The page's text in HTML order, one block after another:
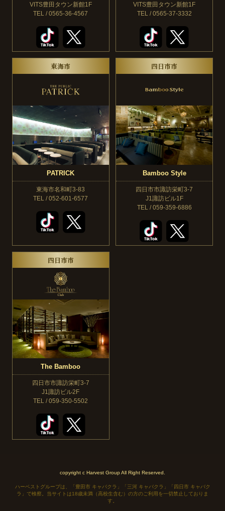
VITS豊田タウン新館1F
TEL / 0565-36-4567
VITS豊田タウン新館1F
TEL / 0565-37-3332
東海市
PATRICK
東海市名和町3-83
TEL / 052-601-6577
四日市市
Bamboo Style
四日市市諏訪栄町3-7
J1諏訪ビル1F
TEL / 059-359-6886
四日市市
The Bamboo
四日市市諏訪栄町3-7
J1諏訪ビル2F
TEL / 059-350-5502
copyright c Harvest Group All Right Reserved.
ハーベストグループは、「豊田市 キャバクラ」「三河 キャバクラ」「四日市 キャバク
ラ」で検察。当サイトは18歳未満（高校生含む）の方のご利用を一切禁止しておりま
す。